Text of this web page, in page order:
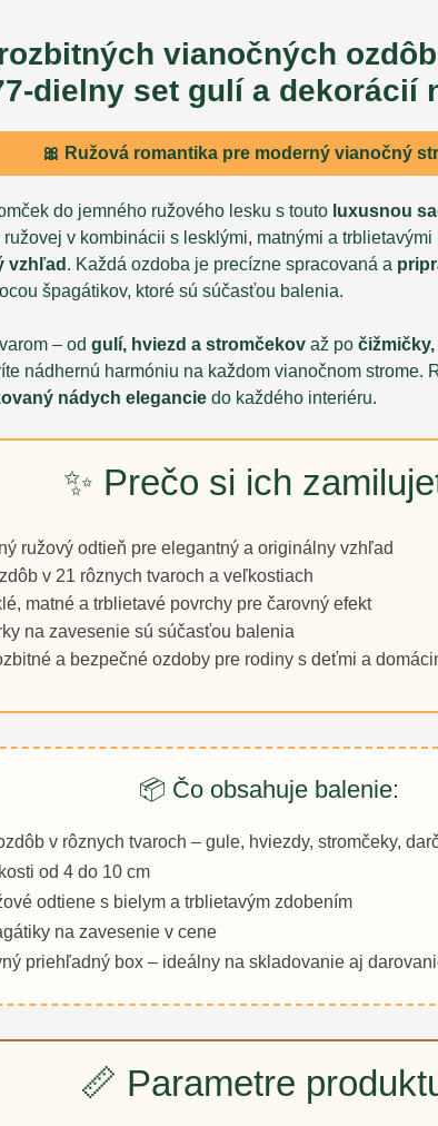
vianočných
dielny set gulí a dekorácií
🎀 Ružová romantika pre moderný vianočný
do jemného ružového lesku s touto luxusnou
ružovej v kombinácii s lesklými, matnými a trblietavými
vzhľad . Každá ozdoba je precízne spracovaná a
špagátikov, ktoré sú súčasťou balenia.
– od gulí, hviezd a stromčekov až po
nádhernú harmóniu na každom vianočnom strome.
nádych elegancie do každého interiéru.
✨ Prečo si ich
ružový odtieň pre elegantný a originálny vzhľad
v 21 rôznych tvaroch a veľkostiach
matné a trblietavé povrchy pre čarovný efekt
na zavesenie sú súčasťou balenia
a bezpečné ozdoby pre rodiny s deťmi a
📦 Čo obsahuje balenie:
v rôznych tvaroch – gule, hviezdy, stromčeky,
od 4 do 10 cm
odtiene s bielym a trblietavým zdobením
na zavesenie v cene
priehľadný box – ideálny na skladovanie aj
📏 Parametre